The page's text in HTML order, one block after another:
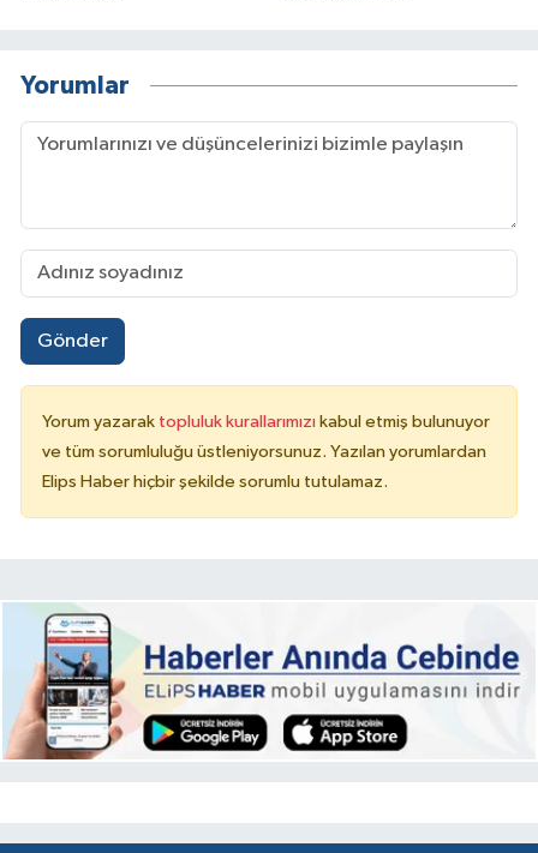
Yorumlar
Gönder
Yorum yazarak topluluk kurallarımızı kabul etmiş bulunuyor
ve tüm sorumluluğu üstleniyorsunuz. Yazılan yorumlardan
Elips Haber hiçbir şekilde sorumlu tutulamaz.